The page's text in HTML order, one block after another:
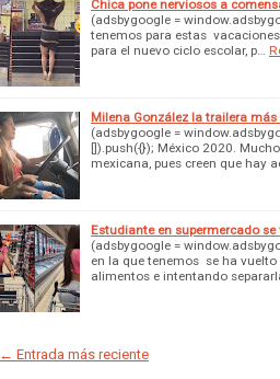
Chica pone nerviosos a
(adsbygoogle =
tenemos para estas
para el nuevo ciclo escolar, p…
Milena González la trailera más
(adsbygoogle =
[]).push({}); México 2020.
mexicana, pues creen que hay
Estudiante en supermercado se
(adsbygoogle =
en la que tenemos se ha
alimentos e intentando
← Entrada más reciente